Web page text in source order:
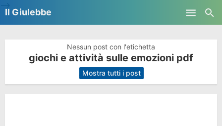
Il Giulebbe
Nessun post con l'etichetta
giochi e attività sulle emozioni pdf
. Mostra tutti i post